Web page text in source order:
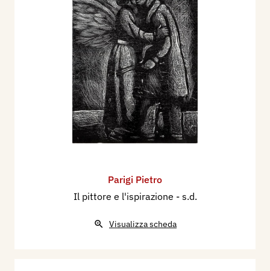
Parigi Pietro
Il pittore e l'ispirazione - s.d.
Visualizza scheda